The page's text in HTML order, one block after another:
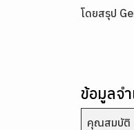
โดยสรุป
ข้อมูลจ
คุณสมบัติ